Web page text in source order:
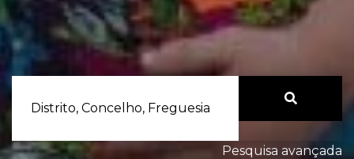
Distrito, Concelho, Freguesia
Pesquisa avançada